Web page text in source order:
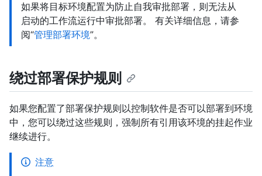
如果将目标环境配置为防止自我审批部署，则无法从
启动的工作流运行中审批部署。 有关详细信息，请参
阅“管理部署环境”。
绕过部署保护规则
如果您配置了部署保护规则以控制软件是否可以部署到环境
中，您可以绕过这些规则，强制所有引用该环境的挂起作业
继续进行。
注意